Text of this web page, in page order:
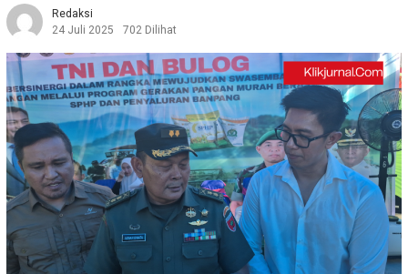
Redaksi
24 Juli 2025
702 Dilihat